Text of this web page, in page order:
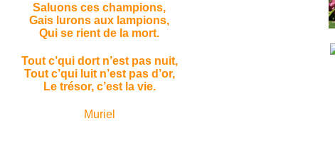
Saluons ces champions,
Gais lurons aux lampions,
Qui se rient de la mort.
Tout c’qui dort n’est pas nuit,
Tout c’qui luit n’est pas d’or,
Le trésor, c’est la vie.
Muriel